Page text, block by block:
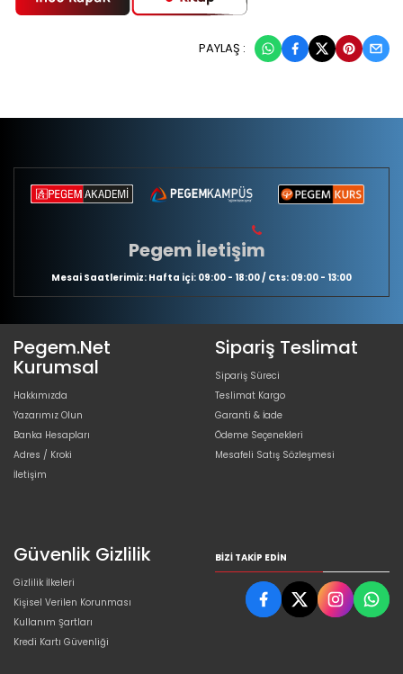
PAYLAŞ :
Pegem İletişim
Mesai Saatlerimiz: Hafta içi: 09:00 - 18:00 / Cts: 09:00 - 13:00
Pegem.Net
Kurumsal
Hakkımızda
Yazarımız Olun
Banka Hesapları
Adres / Kroki
İletişim
Sipariş Teslimat
Sipariş Süreci
Teslimat Kargo
Garanti & İade
Ödeme Seçenekleri
Mesafeli Satış Sözleşmesi
Güvenlik Gizlilik
Gizlilik İlkeleri
Kişisel Verilen Korunması
Kullanım Şartları
Kredi Kartı Güvenliği
BIZI TAKIP EDIN